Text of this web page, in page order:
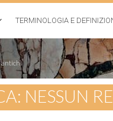
TERMINOLOGIA E
antichi
NESSUN